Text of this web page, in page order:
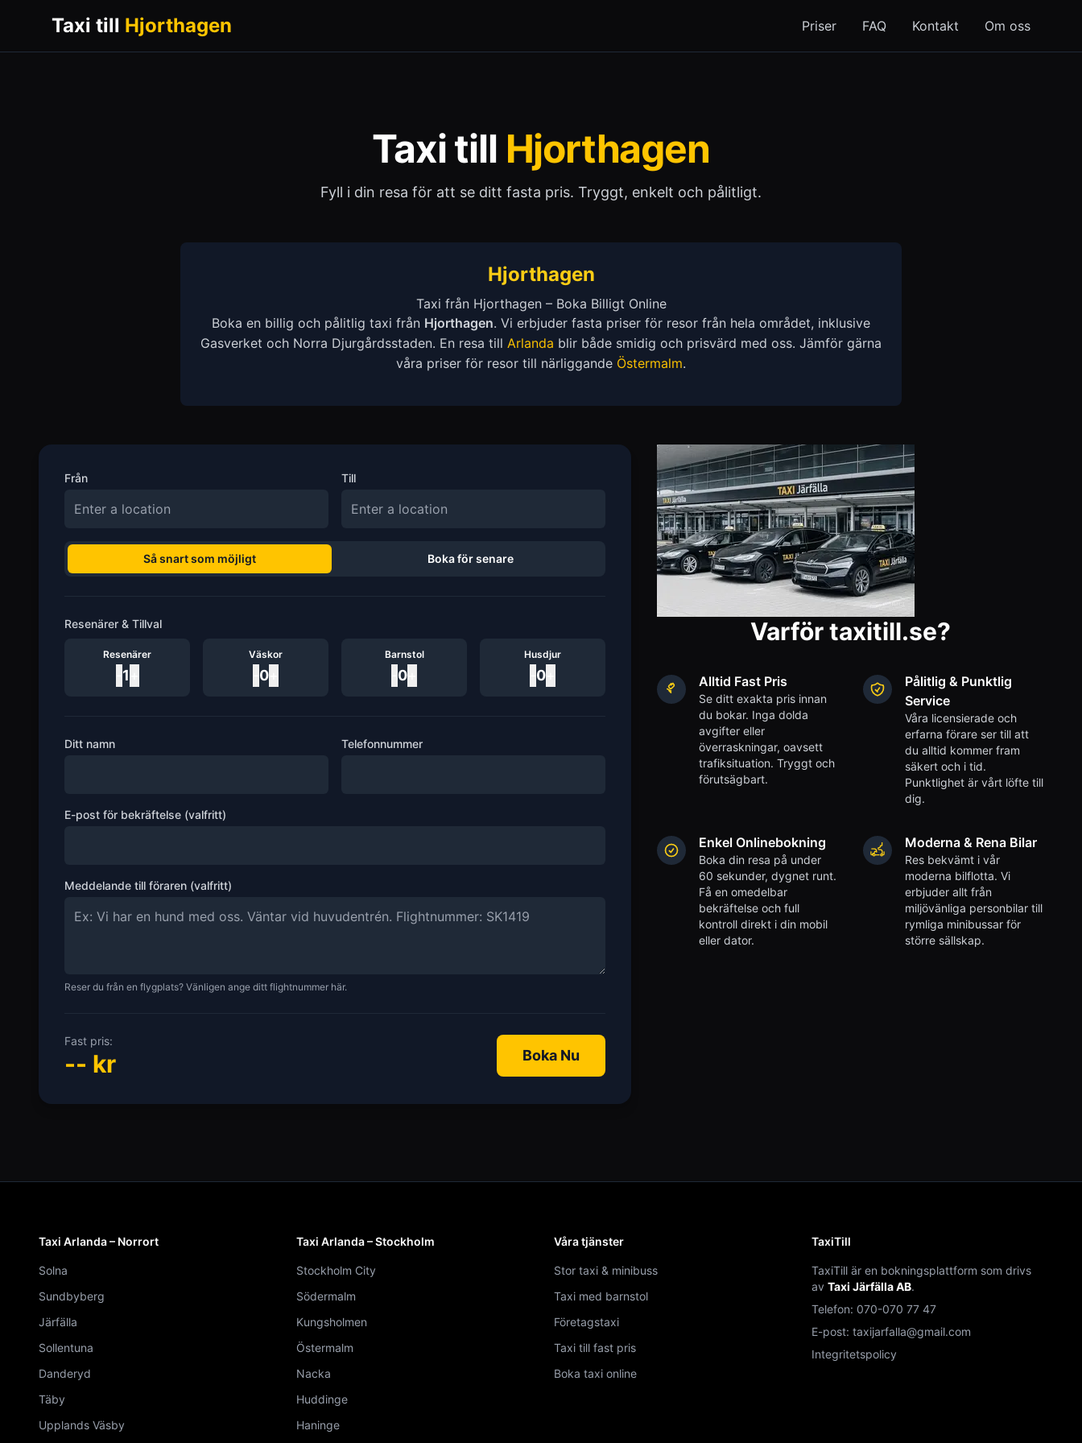
Taxi till Hjorthagen Priser FAQ Kontakt Om oss
Taxi till Hjorthagen
Fyll i din resa för att se ditt fasta pris. Tryggt, enkelt och pålitligt.
Hjorthagen
Taxi från Hjorthagen – Boka Billigt Online
Boka en billig och pålitlig taxi från Hjorthagen. Vi erbjuder fasta priser för resor från hela området, inklusive
Gasverket och Norra Djurgårdsstaden. En resa till Arlanda blir både smidig och prisvärd med oss. Jämför gärna
våra priser för resor till närliggande Östermalm.
Från Till
Så snart som möjligt Boka för senare
Resenärer & Tillval
Resenärer
1
Väskor
0
Barnstol
0
Husdjur
0
Ditt namn Telefonnummer
E-post för bekräftelse (valfritt)
Meddelande till föraren (valfritt)
Reser du från en flygplats? Vänligen ange ditt flightnummer här.
Fast pris:
-- kr Boka Nu
Varför taxitill.se?
Alltid Fast Pris
Se ditt exakta pris innan
du bokar. Inga dolda
avgifter eller
överraskningar, oavsett
trafiksituation. Tryggt och
förutsägbart.
Pålitlig & Punktlig
Service
Våra licensierade och
erfarna förare ser till att
du alltid kommer fram
säkert och i tid.
Punktlighet är vårt löfte till
dig.
Enkel Onlinebokning
Boka din resa på under
60 sekunder, dygnet runt.
Få en omedelbar
bekräftelse och full
kontroll direkt i din mobil
eller dator.
Moderna & Rena Bilar
Res bekvämt i vår
moderna bilflotta. Vi
erbjuder allt från
miljövänliga personbilar till
rymliga minibussar för
större sällskap.
Taxi Arlanda – Norrort
Solna
Sundbyberg
Järfälla
Sollentuna
Danderyd
Täby
Upplands Väsby
Taxi Arlanda – Stockholm
Stockholm City
Södermalm
Kungsholmen
Östermalm
Nacka
Huddinge
Haninge
Våra tjänster
Stor taxi & minibuss
Taxi med barnstol
Företagstaxi
Taxi till fast pris
Boka taxi online
TaxiTill
TaxiTill är en bokningsplattform som drivs
av Taxi Järfälla AB.
Telefon: 070-070 77 47
E-post: taxijarfalla@gmail.com
Integritetspolicy